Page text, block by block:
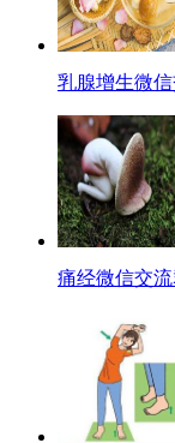
乳腺增生微信
痛经微信交